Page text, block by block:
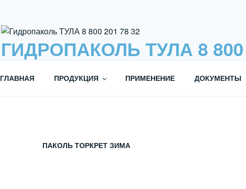
ГИДРОПАКОЛЬ ТУЛА 8 800
ГЛАВНАЯ ПРОДУКЦИЯ ПРИМЕНЕНИЕ ДОКУМЕНТЫ
ПАКОЛЬ ТОРКРЕТ ЗИМА